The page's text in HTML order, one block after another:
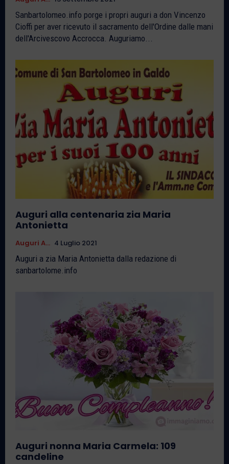
Sanbartolomeo.info porge i propri auguri a don Vincenzo
Cioffi per aver ricevuto il sacramento dell'Ordine dalle mani
dell'Arcivescovo Accrocca. Auguriamo...
Auguri alla centenaria zia Maria
Antonietta
Auguri A... 4 Luglio 2021
Auguri a zia Maria Antonietta dalla redazione di
sanbartolome.info
Auguri nonna Maria Carmela: 109
candeline